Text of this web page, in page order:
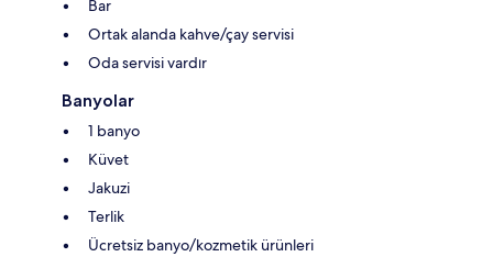
Bar
Ortak alanda kahve/çay servisi
Oda servisi vardır
Banyolar
1 banyo
Küvet
Jakuzi
Terlik
Ücretsiz banyo/kozmetik ürünleri